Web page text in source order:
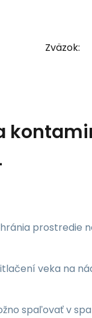
Zväzok:
prostredie
veka na
spaľovať v